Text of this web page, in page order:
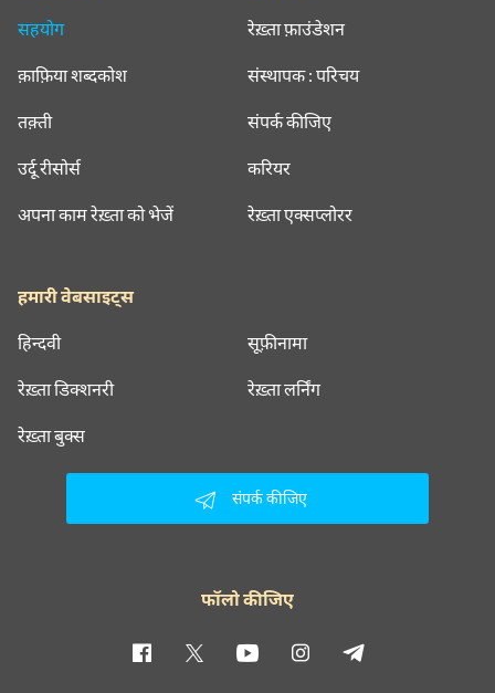
सहयोग
क़ाफ़िया शब्दकोश
तक़्ती
उर्दू रीसोर्स
अपना काम रेख़्ता को भेजें
रेख़्ता फ़ाउंडेशन
संस्थापक : परिचय
संपर्क कीजिए
करियर
रेख़्ता एक्सप्लोरर
हमारी वेबसाइट्स
हिन्दवी सूफ़ीनामा
रेख़्ता डिक्शनरी रेख़्ता लर्निंग
रेख़्ता बुक्स
संपर्क कीजिए
फॉलो कीजिए